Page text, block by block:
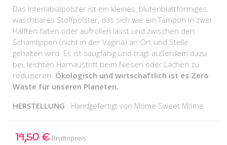
Das Interlabialpolster ist ein kleines, blütenblattförmiges,
waschbares Stoffpolster, das sich wie ein Tampon in zwei
Hälften falten oder aufrollen lässt und zwischen den
Schamlippen (nicht in der Vagina) an Ort und Stelle
gehalten wird. Es ist saugfähig und trägt außerdem dazu
bei, leichten Harnaustritt beim Niesen oder Lachen zu
reduzieren. Ökologisch und wirtschaftlich ist es Zero
Waste für unseren Planeten.
HERSTELLUNG : Handgefertigt von Môme Sweet Môme
19,50 € Bruttopreis